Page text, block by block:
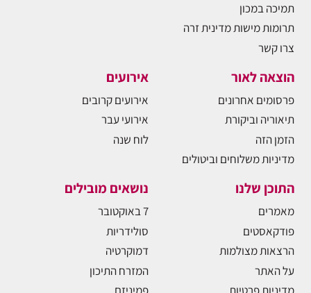
תמיכה במכון
תרומות מישות מדינית זרה
צרו קשר
הוצאה לאור
פרסומים אחרונים
תיאוריה וביקורת
הזמן הזה
מדיניות משלוחים וביטולים
אירועים
אירועים קרובים
אירועי עבר
לוח שנה
התוכן שלנו
מאמרים
פודקאסטים
הרצאות מצולמות
על האתר
נושאים מובילים
7 באוקטובר
סולידריות
דמוקרטיה
המזרח התיכון